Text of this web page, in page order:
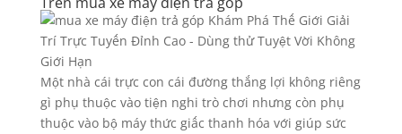
Một nhà cái trực con cái đường thắng lợi không riêng
gì phụ thuộc vào tiện nghi trò chơi nhưng còn phụ
thuộc vào bộ máy thức giấc thanh hóa với giúp sức